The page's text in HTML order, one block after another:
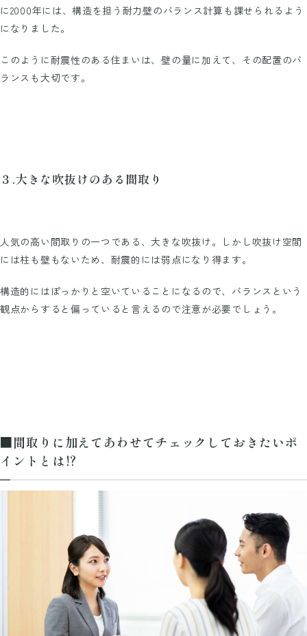
に2000年には、構造を担う耐力壁のバランス計算も課せられるよう
になりました。
このように耐震性のある住まいは、壁の量に加えて、その配置のバ
ランスも大切です。
３.大きな吹抜けのある間取り
人気の高い間取りの一つである、大きな吹抜け。しかし吹抜け空間
には柱も壁もないため、耐震的には弱点になり得ます。
構造的にはぽっかりと空いていることになるので、バランスという
観点からすると偏っていると言えるので注意が必要でしょう。
■間取りに加えてあわせてチェックしておきたいポ
イントとは⁉︎